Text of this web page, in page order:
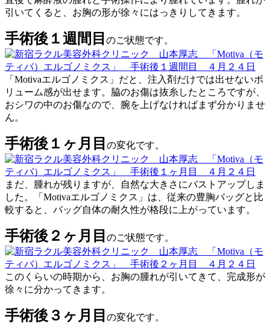
引いてくると、お胸の形が徐々にはっきりしてきます。
手術後１週間目 のご状態です。
「Motivaエルゴノミクス」だと、注入剤だけでは出せないボ
リューム感が出せます。脇のお傷は抜糸したところですが、
おシワの中のお傷なので、腕を上げなければまず分かりませ
ん。
手術後１ヶ月目 の変化です。
まだ、腫れが残りますが、自然な大きさにバストアップしま
した。「Motivaエルゴノミクス」は、従来の豊胸バッグと比
較すると、バッグ自体の耐久性が格段に上がっています。
手術後２ヶ月目 のご状態です。
このくらいの時期から、お胸の腫れが引いてきて、完成形が
徐々に分かってきます。
手術後３ヶ月目 の変化です。